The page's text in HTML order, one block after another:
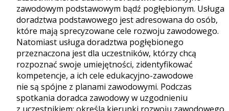
zawodowym podstawowym bądź pogłębionym. Usługa
doradztwa podstawowego jest adresowana do osób,
które mają sprecyzowane cele rozwoju zawodowego.
Natomiast usługa doradztwa pogłębionego
przeznaczona jest dla uczestników, którzy chcą
rozpoznać swoje umiejętności, zidentyfikować
kompetencje, a ich cele edukacyjno-zawodowe
nie są spójne z planami zawodowymi. Podczas
spotkania doradca zawodowy w uzgodnieniu